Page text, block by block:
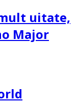
uitate,
Major